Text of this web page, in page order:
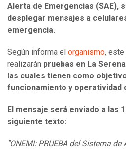
Alerta de Emergencias (SAE),
desplegar mensajes a
emergencia.
Según informa el organismo, este
realizarán pruebas en La
las cuales tienen como
funcionamiento y operatividad
El mensaje será enviado a las
siguiente texto:
"ONEMI: PRUEBA del Sistema